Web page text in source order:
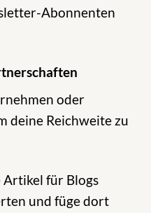
Abonnenten
oder
deine Reichweite zu
Artikel für Blogs
und füge dort